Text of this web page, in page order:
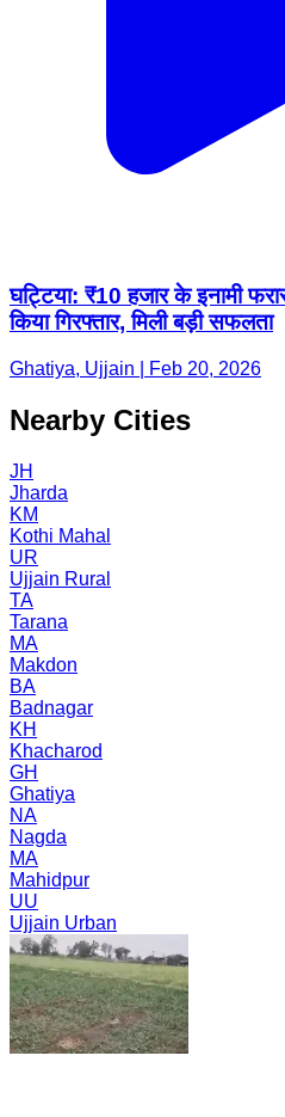
घट्टिया: ₹10 हजार के इनामी
किया गिरफ्तार, मिली बड़ी सफलता
Ghatiya, Ujjain | Feb 20, 2026
Nearby Cities
JH
Jharda
KM
Kothi Mahal
UR
Ujjain Rural
TA
Tarana
MA
Makdon
BA
Badnagar
KH
Khacharod
GH
Ghatiya
NA
Nagda
MA
Mahidpur
UU
Ujjain Urban